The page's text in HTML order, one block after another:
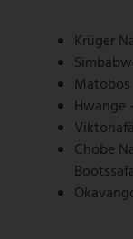
Krüger
Hwange
Chobe